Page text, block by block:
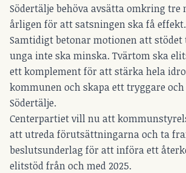
Södertälje behöva avsätta omkring
årligen för att satsningen ska få effekt.
Samtidigt betonar motionen att
unga inte ska minska. Tvärtom ska
ett komplement för att stärka hela
kommunen och skapa ett tryggare
Södertälje.
Centerpartiet vill nu att
att utreda förutsättningarna och ta
beslutsunderlag för att införa ett
elitstöd från och med 2025.